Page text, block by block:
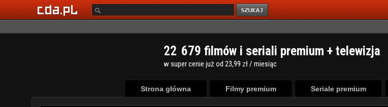
22 679 filmów i seriali premium + telewizja
w super cenie już od 23,99 zł / miesiąc
Strona główna Filmy premium Seriale premium